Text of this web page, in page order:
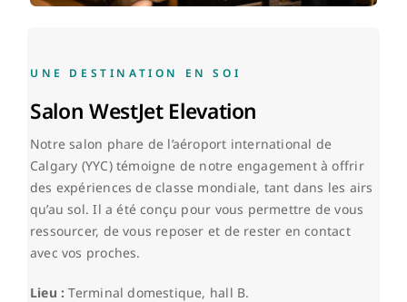
UNE DESTINATION EN SOI
Salon WestJet Elevation
Notre salon phare de l’aéroport international de
Calgary (YYC) témoigne de notre engagement à offrir
des expériences de classe mondiale, tant dans les airs
qu’au sol. Il a été conçu pour vous permettre de vous
ressourcer, de vous reposer et de rester en contact
avec vos proches.
Lieu :Terminal domestique, hall B.